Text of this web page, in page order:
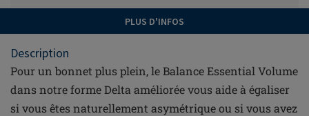
PLUS D'INFOS
Description
Pour un bonnet plus plein, le Balance Essential Volume
dans notre forme Delta améliorée vous aide à égaliser
si vous êtes naturellement asymétrique ou si vous avez